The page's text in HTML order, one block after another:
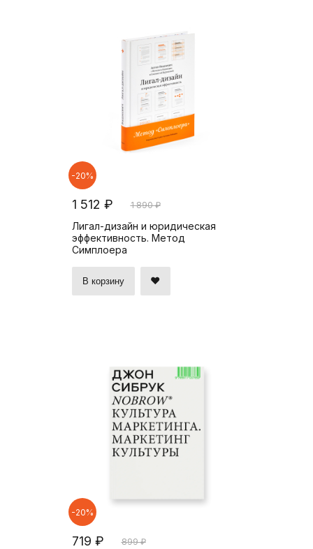
-20%
1 512 ₽ 1 890 ₽
Лигал-дизайн и юридическая
эффективность. Метод
Симплоера
В корзину
-20%
719 ₽ 899 ₽